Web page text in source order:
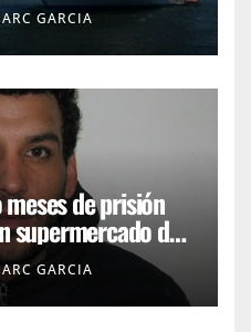
GARCIA
de prisión
supermercado de
GARCIA